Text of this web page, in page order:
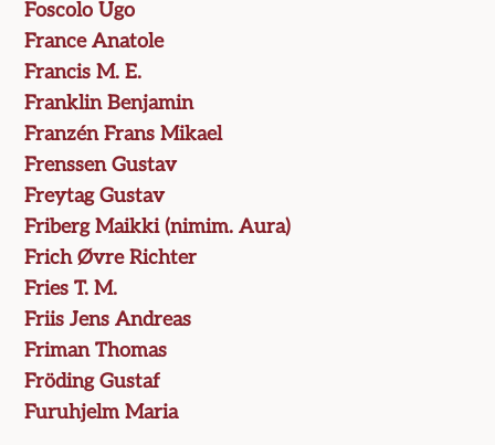
Foscolo Ugo
France Anatole
Francis M. E.
Franklin Benjamin
Franzén Frans Mikael
Frenssen Gustav
Freytag Gustav
Friberg Maikki (nimim. Aura)
Frich Øvre Richter
Fries T. M.
Friis Jens Andreas
Friman Thomas
Fröding Gustaf
Furuhjelm Maria